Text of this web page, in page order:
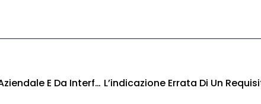
Quali Sono Le Differenze Tra Oneri Di Sicurezza Aziendale E Da Interferenza?